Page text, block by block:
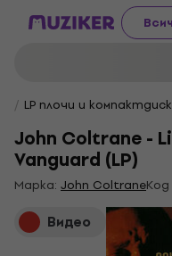
LP плочи и
John Coltrane -
Vanguard (LP)
Марка: John Coltrane
Видео